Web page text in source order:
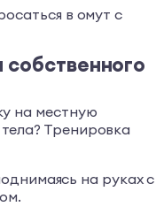
в омут с
на местную
Тренировка
на руках с